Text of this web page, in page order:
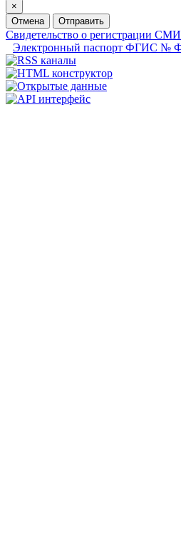
×
Отмена
Отправить
Свидетельство о регистрации
Электронный паспорт ФГИС №